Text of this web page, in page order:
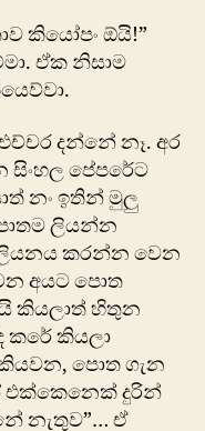
කියෝපං ඕයි!”
ඒක නිසාම
දන්නේ නෑ. අර
සිංහල පේපරේට
නං ඉතින් මුලු
ලියන්න
කරන්න වෙන
අයට පොත
කියලාත් හිතුන
කරේ කියලා
පොත ගැන
එක්කෙනෙක් දුරින්
නැතුව”… ඒ